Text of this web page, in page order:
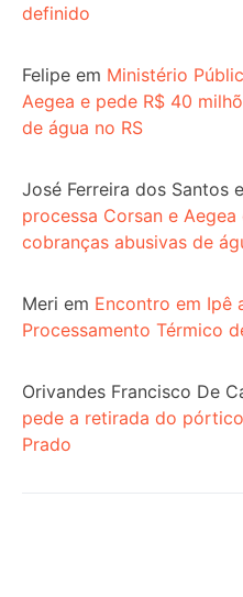
definido
Felipe em Ministério
Aegea e pede R$ 40
de água no RS
José Ferreira dos Santos
processa Corsan e
cobranças abusivas de
Meri em Encontro em Ipê
Processamento Térmico
Orivandes Francisco De
pede a retirada do
Prado